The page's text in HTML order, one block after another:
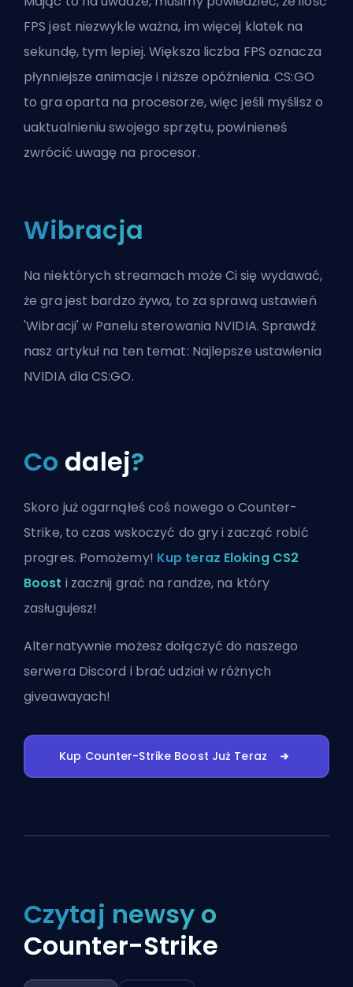
FPS jest niezwykle ważna, im więcej klatek na
sekundę, tym lepiej. Większa liczba FPS oznacza
płynniejsze animacje i niższe opóźnienia. CS:GO
to gra oparta na procesorze, więc jeśli myślisz o
uaktualnieniu swojego sprzętu, powinieneś
zwrócić uwagę na procesor.
Wibracja
Na niektórych streamach może Ci się wydawać,
że gra jest bardzo żywa, to za sprawą ustawień
'Wibracji' w Panelu sterowania NVIDIA. Sprawdź
nasz artykuł na ten temat: Najlepsze ustawienia
NVIDIA dla CS:GO.
Co dalej?
Skoro już ogarnąłeś coś nowego o Counter-
Strike, to czas wskoczyć do gry i zacząć robić
progres. Pomożemy! Kup teraz Eloking CS2
Boost i zacznij grać na randze, na który
zasługujesz!
Alternatywnie możeszdołączyć do naszego
serwera Discord i brać udział w różnych
giveawayach!
Kup Counter-Strike Boost Już Teraz
Czytaj newsy o
Counter-Strike